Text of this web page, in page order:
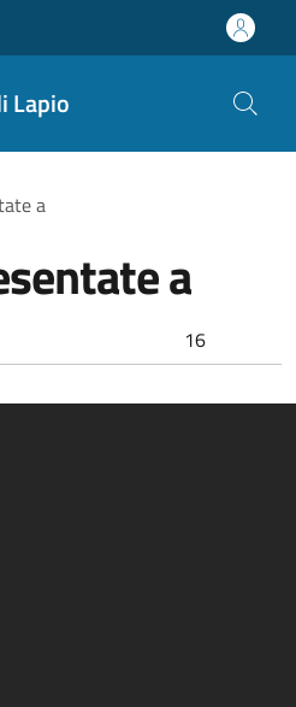
Lapio
a
a
16